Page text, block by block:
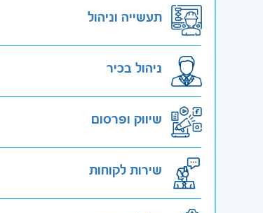
תעשייה וניהול
ניהול בכיר
שיווק ופרסום
שירות לקוחות